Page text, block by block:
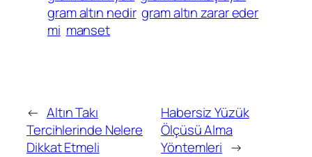
gram altın nedir gram altın zarar eder
mi manset
← Altın Takı
Tercihlerinde Nelere
Dikkat Etmeli
Habersiz Yüzük
Ölçüsü Alma
Yöntemleri →